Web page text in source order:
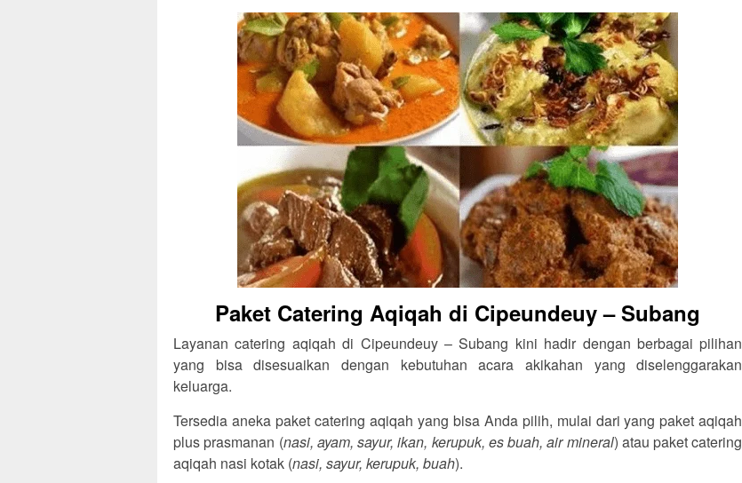
Paket Catering Aqiqah di Cipeundeuy – Subang
Layanan catering aqiqah di Cipeundeuy – Subang kini hadir dengan berbagai pilihan
yang bisa disesuaikan dengan kebutuhan acara akikahan yang diselenggarakan
keluarga.
Tersedia aneka paket catering aqiqah yang bisa Anda pilih, mulai dari yang paket aqiqah
plus prasmanan (nasi, ayam, sayur, ikan, kerupuk, es buah, air mineral) atau paket catering
aqiqah nasi kotak (nasi, sayur, kerupuk, buah).